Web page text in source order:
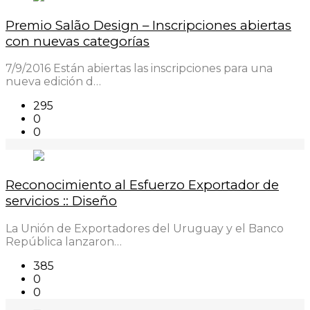
Premio Salão Design – Inscripciones abiertas
con nuevas categorías
7/9/2016 Están abiertas las inscripciones para una
nueva edición d…
295
0
0
Reconocimiento al Esfuerzo Exportador de
servicios :: Diseño
La Unión de Exportadores del Uruguay y el Banco
República lanzaron…
385
0
0